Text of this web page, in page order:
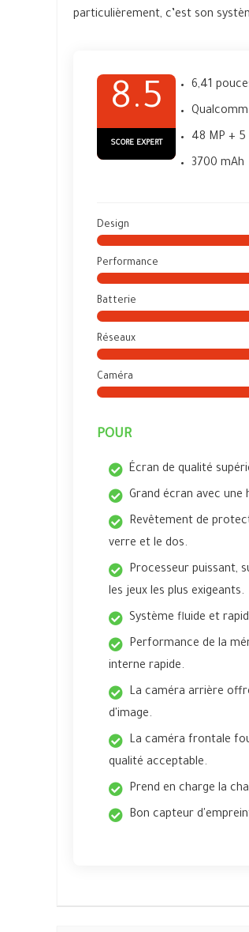
particulièrement, c’est son
8.5
SCORE EXPERT
6,41
48 MP + 5
3700 mAh
Design
Performance
Batterie
Réseaux
Caméra
POUR
Écran de qualité
Grand écran avec une
Revêtement de
verre et le dos.
Processeur puissant,
les jeux les plus exigeants.
Système fluide et
Performance de la
interne rapide.
La caméra arrière
d'image.
La caméra frontale
qualité acceptable.
Prend en charge la
Bon capteur